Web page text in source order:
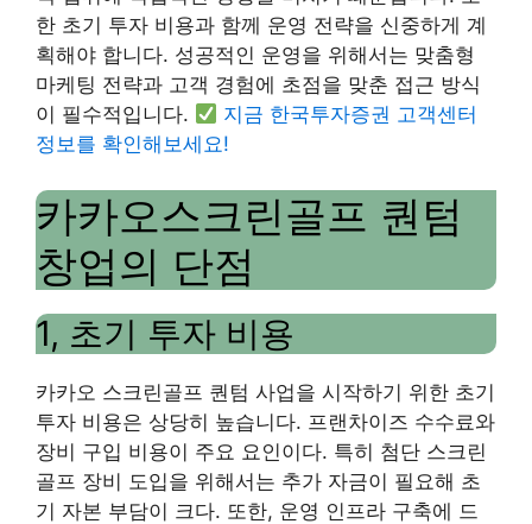
한 초기 투자 비용과 함께 운영 전략을 신중하게 계
획해야 합니다. 성공적인 운영을 위해서는 맞춤형
마케팅 전략과 고객 경험에 초점을 맞춘 접근 방식
이 필수적입니다.
지금 한국투자증권 고객센터
정보를 확인해보세요!
카카오스크린골프 퀀텀
창업의 단점
1, 초기 투자 비용
카카오 스크린골프 퀀텀 사업을 시작하기 위한 초기
투자 비용은 상당히 높습니다. 프랜차이즈 수수료와
장비 구입 비용이 주요 요인이다. 특히 첨단 스크린
골프 장비 도입을 위해서는 추가 자금이 필요해 초
기 자본 부담이 크다. 또한, 운영 인프라 구축에 드